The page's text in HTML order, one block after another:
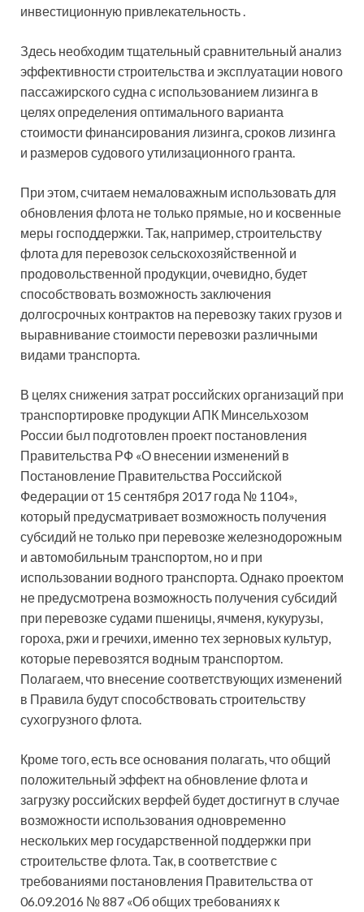
инвестиционную привлекательность .
Здесь необходим тщательный сравнительный анализ
эффективности строительства и эксплуатации нового
пассажирского судна с использованием лизинга в
целях определения оптимального варианта
стоимости финансирования лизинга, сроков лизинга
и размеров судового утилизационного гранта.
При этом, считаем немаловажным использовать для
обновления флота не только прямые, но и косвенные
меры господдержки. Так, например, строительству
флота для перевозок сельскохозяйственной и
продовольственной продукции, очевидно, будет
способствовать возможность заключения
долгосрочных контрактов на перевозку таких грузов и
выравнивание стоимости перевозки различными
видами транспорта.
В целях снижения затрат российских организаций при
транспортировке продукции АПК Минсельхозом
России был подготовлен проект постановления
Правительства РФ «О внесении изменений в
Постановление Правительства Российской
Федерации от 15 сентября 2017 года № 1104»,
который предусматривает возможность получения
субсидий не только при перевозке железнодорожным
и автомобильным транспортом, но и при
использовании водного транспорта. Однако проектом
не предусмотрена возможность получения субсидий
при перевозке судами пшеницы, ячменя, кукурузы,
гороха, ржи и гречихи, именно тех зерновых культур,
которые перевозятся водным транспортом.
Полагаем, что внесение соответствующих изменений
в Правила будут способствовать строительству
сухогрузного флота.
Кроме того, есть все основания полагать, что общий
положительный эффект на обновление флота и
загрузку российских верфей будет достигнут в случае
возможности использования одновременно
нескольких мер государственной поддержки при
строительстве флота. Так, в соответствие с
требованиями постановления Правительства от
06.09.2016 № 887 «Об общих требованиях к